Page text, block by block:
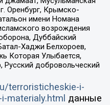
Оренбург, Крымско-
имени Номана
возрождения
Дуббайский
Хаджи Белхороев,
Которая Улыбается,
добровольческий
terroristicheskie-i-
materialy.html данные